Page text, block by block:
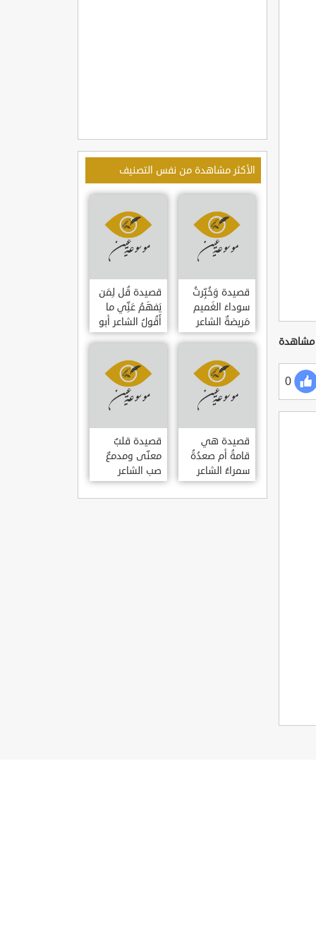
0
الأكثر مشاهدة من نفس التصنيف
قصيدة وَخُبِّرتُ
سوداءَ الغَميم
مَريضةٌ الشاعر
العوام بن عقبة
قصيدة قُل لِمَن
يَفهَمُ عَنِّي ما
أَقُولُ الشاعر أبو
حامد الغزالي
قصيدة هي
قامةُ أم صعدُةُ
سمراءُ الشاعر
سيف الدين
المشد
قصيدة قلبٌ
معنّى ومدمعٌ
صب الشاعر
سيف الدين
المشد